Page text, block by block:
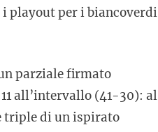
playout per i biancoverdi
parziale firmato
all’intervallo (41-30): al
triple di un ispirato